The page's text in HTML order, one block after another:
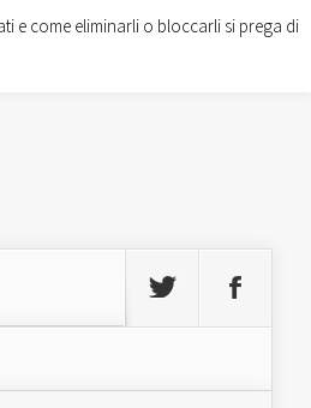
e come eliminarli o bloccarli si prega di